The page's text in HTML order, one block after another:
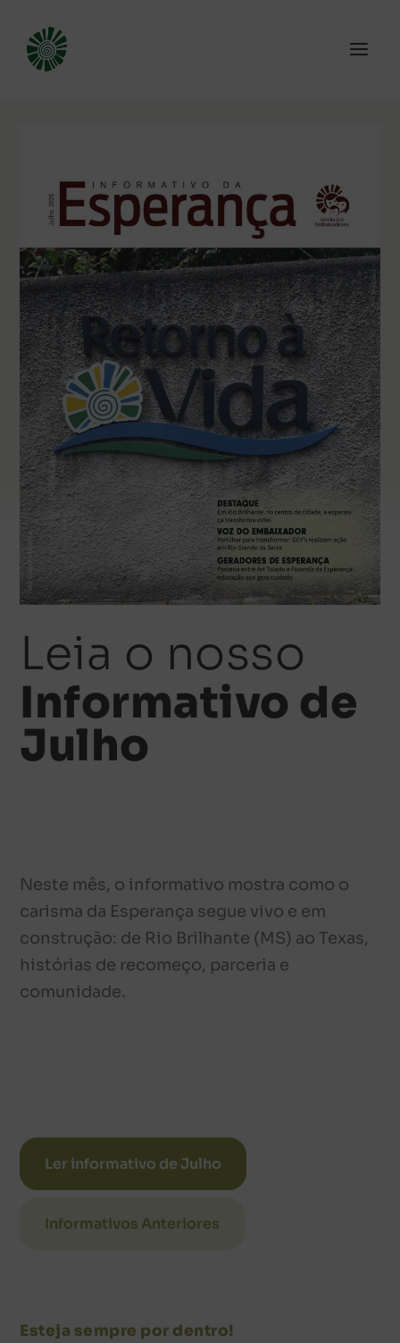
Leia o nosso
Informativo de
Julho
Neste mês, o informativo mostra como o
carisma da Esperança segue vivo e em
construção: de Rio Brilhante (MS) ao Texas,
histórias de recomeço, parceria e
comunidade.
Ler informativo de Julho
Informativos Anteriores
Esteja sempre por dentro!